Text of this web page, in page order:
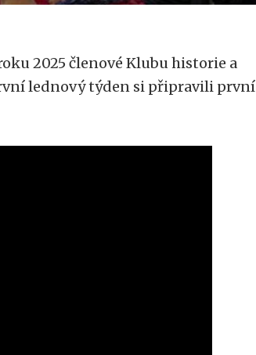
2025 členové Klubu historie a
lednový týden si připravili první